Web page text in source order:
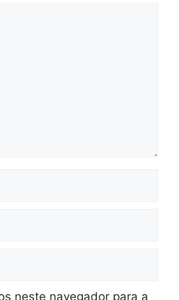
neste navegador para a